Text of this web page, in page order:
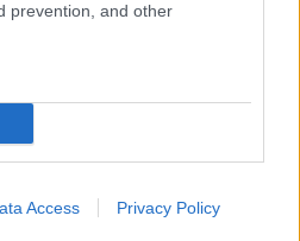
prevention, and other
Access Privacy Policy